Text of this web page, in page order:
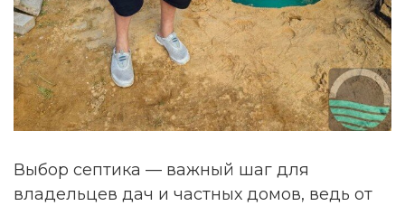
Выбор септика — важный шаг для
владельцев дач и частных домов, ведь от